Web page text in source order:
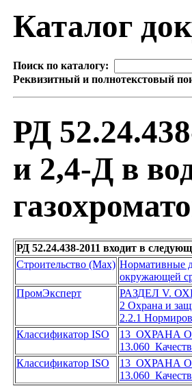
Каталог
Поиск по каталогу:
Реквизитный и полнотекстовый
РД
и 2,4-Д в
РД 52.24.438-2011 входит в
Строительство (Max) Нормативные
окружающей
ПромЭксперт
РАЗДЕЛ V.
2 Охрана и
2.2.1
Классификатор ISO
13 ОХРАНА
13.060
Классификатор ISO
13 ОХРАНА
13.060